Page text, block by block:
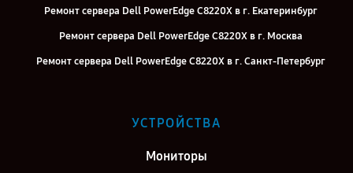
Ремонт сервера Dell PowerEdge C8220X в г. Екатеринбург
Ремонт сервера Dell PowerEdge C8220X в г. Москва
Ремонт сервера Dell PowerEdge C8220X в г. Санкт-Петербург
УСТРОЙСТВА
Мониторы